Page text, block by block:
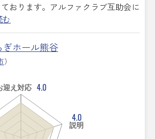
おります。アルファクラブ互助会に
ぎホール熊谷
）
迎え対応 4.0
4.0
説明